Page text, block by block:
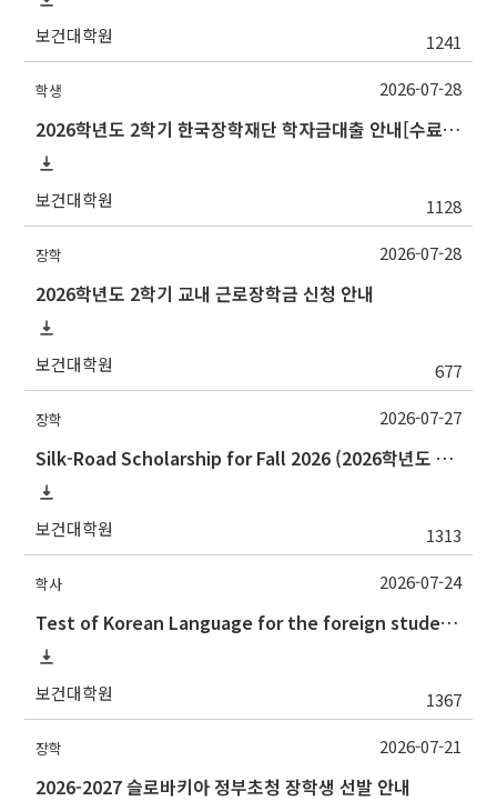
보건대학원 1241
학생
2026학년도 2학기 한국장학재단 학자금대출 안내[수료생(연구생)]
보건대학원 1128
2026-07-28
장학
2026학년도 2학기 교내 근로장학금 신청 안내
보건대학원 677
2026-07-28
장학
Silk-Road Scholarship for Fall 2026 (2026학년도 2학기‘실크로드 장학사업' 안내)
보건대학원 1313
2026-07-27
학사
Test of Korean Language for the foreign students(the 2nd semester, 2026) 2026.2학기 외국인학생의 한국어시험 실시 안내(논문제출자격시험)
보건대학원 1367
2026-07-24
장학
2026-2027 슬로바키아 정부초청 장학생 선발 안내
2026-07-21